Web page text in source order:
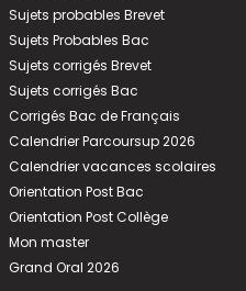
Sujets probables Brevet
Sujets Probables Bac
Sujets corrigés Brevet
Sujets corrigés Bac
Corrigés Bac de Français
Calendrier Parcoursup 2026
Calendrier vacances scolaires
Orientation Post Bac
Orientation Post Collège
Mon master
Grand Oral 2026